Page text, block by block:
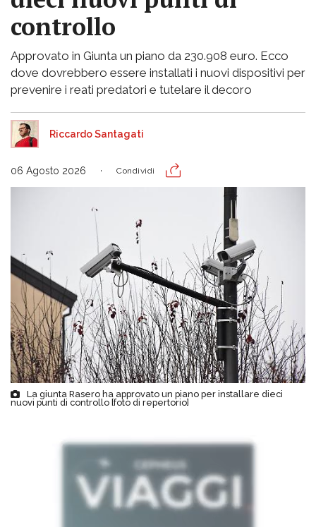
controllo
Approvato in Giunta un piano da 230.908 euro. Ecco
dove dovrebbero essere installati i nuovi dispositivi per
prevenire i reati predatori e tutelare il decoro
Riccardo Santagati
06 Agosto 2026 Condividi
La giunta Rasero ha approvato un piano per installare dieci
nuovi punti di controllo [foto di repertorio]